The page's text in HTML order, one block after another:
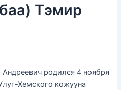
Тэмир
родился 4 ноября
Хемского кожууна